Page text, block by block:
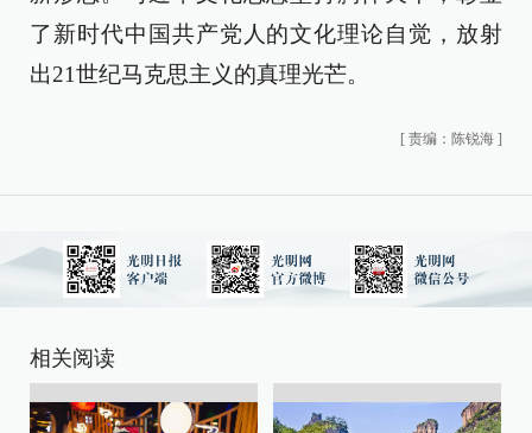
了新时代中国共产党人的文化理论自觉，放射
出21世纪马克思主义的真理光芒。
[ 责编：陈锐海 ]
相关阅读